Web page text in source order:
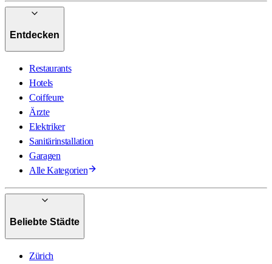
Entdecken
Restaurants
Hotels
Coiffeure
Ärzte
Elektriker
Sanitärinstallation
Garagen
Alle Kategorien
Beliebte Städte
Zürich